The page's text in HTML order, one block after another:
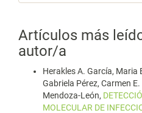
Artículos más
autor/a
Herakles A. García, Maria
Gabriela Pérez, Carmen
Mendoza-León,
MOLECULAR DE